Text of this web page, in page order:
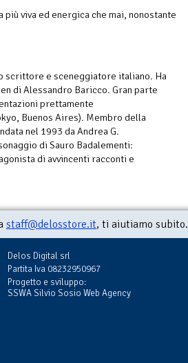
viva ed energica che mai, nonostante
scrittore e sceneggiatore italiano. Ha
di Alessandro Baricco. Gran parte
prettamente
Buenos Aires). Membro della
nel 1993 da Andrea G.
di Sauro Badalementi:
di avvincenti racconti e
staff@delosstore.it, ti aiutiamo subito.
Delos Digital srl
Partita Iva 08232950967
Progetto e sviluppo:
SSWA Silvio Sosio Web Agency